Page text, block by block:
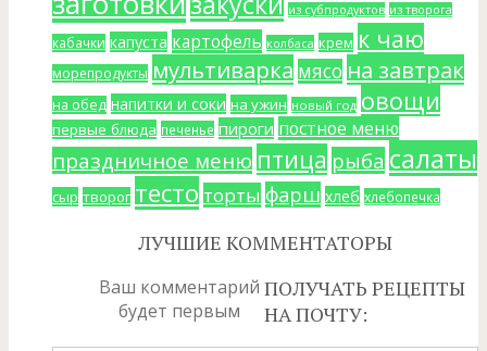
из субпродуктов из творога
кабачки капуста картофель колбаса крем к чаю
морепродукты мультиварка мясо на завтрак
на обед напитки и соки на ужин новый год овощи
первые блюда печенье пироги постное меню
праздничное меню птица рыба салаты
сыр творог тесто торты фарш хлеб хлебопечка
ЛУЧШИЕ КОММЕНТАТОРЫ
Ваш комментарий
будет первым
ПОЛУЧАТЬ РЕЦЕПТЫ
НА ПОЧТУ: